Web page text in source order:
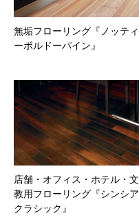
無垢フローリング『ノッティ
ーボルドーパイン』
店舗・オフィス・ホテル・文
教用フローリング『シンシア
クラシック』